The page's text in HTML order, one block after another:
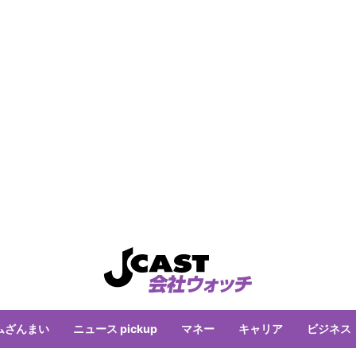
ざんまい ニュース pickup マネー キャリア ビジネス